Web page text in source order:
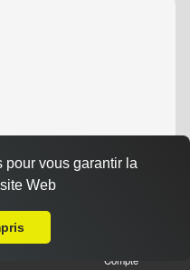
Compte
vous garantir la
Web